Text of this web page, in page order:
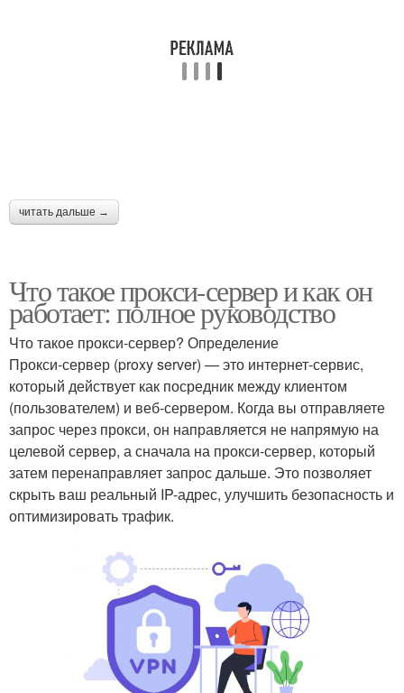
читать дальше →
Что такое прокси-сервер и как он
работает: полное руководство
Что такое прокси-сервер? Определение
Прокси-сервер (proxy server) — это интернет-сервис,
который действует как посредник между клиентом
(пользователем) и веб-сервером. Когда вы отправляете
запрос через прокси, он направляется не напрямую на
целевой сервер, а сначала на прокси-сервер, который
затем перенаправляет запрос дальше. Это позволяет
скрыть ваш реальный IP-адрес, улучшить безопасность и
оптимизировать трафик.